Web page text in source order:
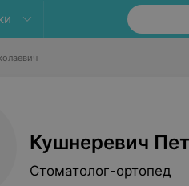
Кушнеревич
Стоматолог-ортопед